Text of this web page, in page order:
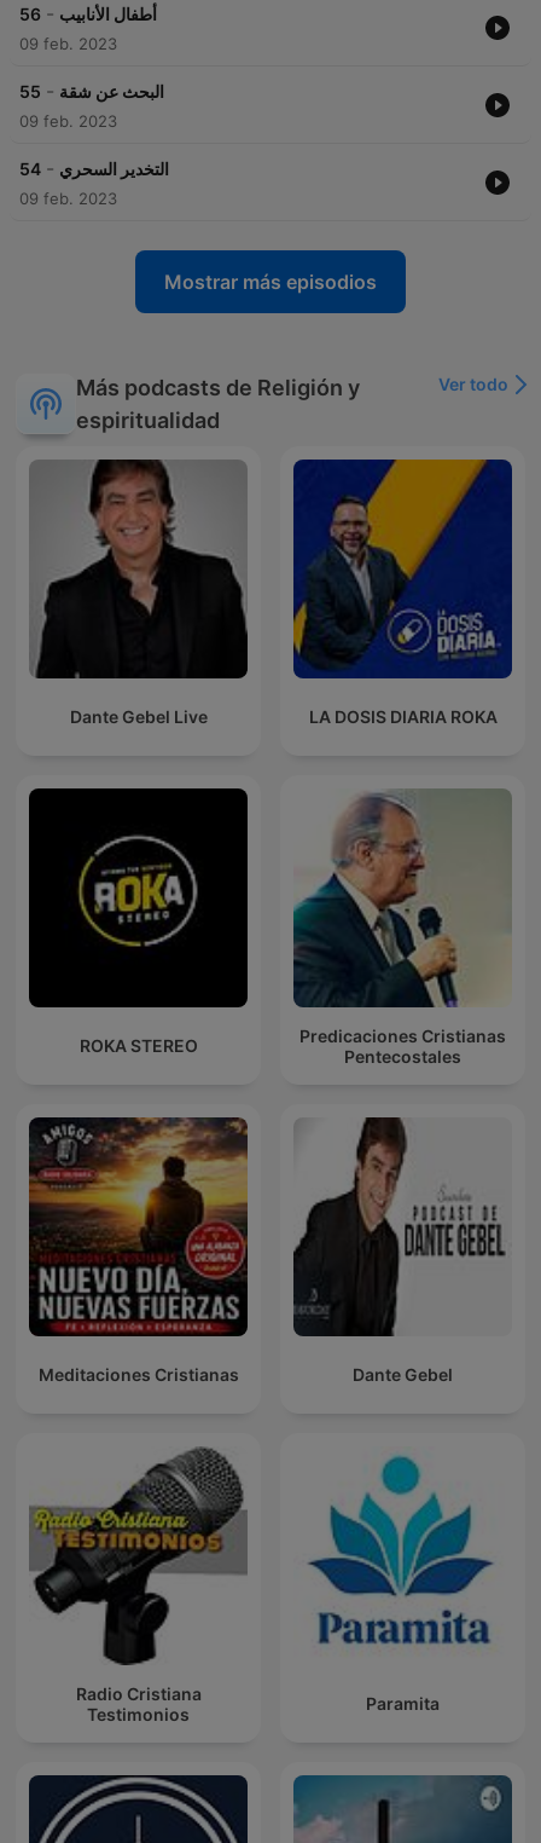
56 - أطفال الأنابيب
09 feb. 2023
55 - البحث عن شقة
09 feb. 2023
54 - التخدير السحري
09 feb. 2023
Mostrar más episodios
Más podcasts de Religión y
espiritualidad
Ver todo
Dante Gebel Live LA DOSIS DIARIA ROKA
ROKA STEREO
Predicaciones Cristianas
Pentecostales
Meditaciones Cristianas Dante Gebel
Radio Cristiana
Testimonios
Paramita